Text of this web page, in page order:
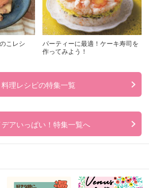
こレシ
パーティーに最適！ケーキ寿司を
作ってみよう！
料理レシピの特集一覧
デアいっぱい！特集一覧へ